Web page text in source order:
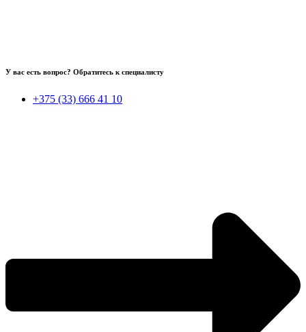
У вас есть вопрос? Обратитесь к специалисту
+375 (33) 666 41 10